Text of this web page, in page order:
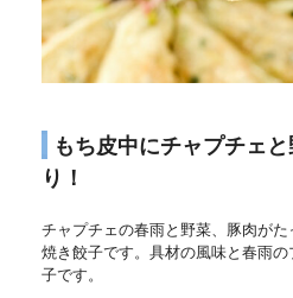
もち皮中にチャプチェ
り！
チャプチェの春雨と野菜、豚肉が
焼き餃子です。具材の風味と春雨
子です。